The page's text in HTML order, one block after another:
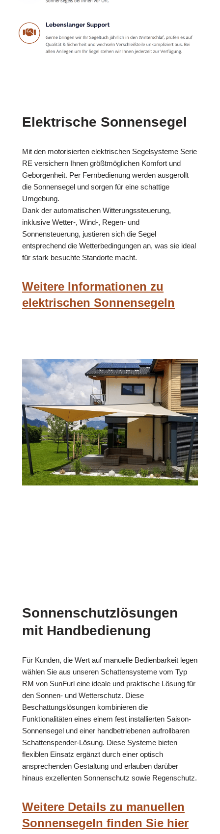
Elektrische Sonnensegel
Mit den motorisierten elektrischen Segelsysteme Serie
RE versichern Ihnen größtmöglichen Komfort und
Geborgenheit. Per Fernbedienung werden ausgerollt
die Sonnensegel und sorgen für eine schattige
Umgebung.
Dank der automatischen Witterungssteuerung,
inklusive Wetter-, Wind-, Regen- und
Sonnensteuerung, justieren sich die Segel
entsprechend die Wetterbedingungen an, was sie ideal
für stark besuchte Standorte macht.
Weitere Informationen zu
elektrischen Sonnensegeln
Sonnenschutzlösungen
mit Handbedienung
Für Kunden, die Wert auf manuelle Bedienbarkeit legen
wählen Sie aus unseren Schattensysteme vom Typ
RM von SunFurl eine ideale und praktische Lösung für
den Sonnen- und Wetterschutz. Diese
Beschattungslösungen kombinieren die
Funktionalitäten eines einem fest installierten Saison-
Sonnensegel und einer handbetriebenen aufrollbaren
Schattenspender-Lösung. Diese Systeme bieten
flexiblen Einsatz ergänzt durch einer optisch
ansprechenden Gestaltung und erlauben darüber
hinaus exzellenten Sonnenschutz sowie Regenschutz.
Weitere Details zu manuellen
Sonnensegeln finden Sie hier